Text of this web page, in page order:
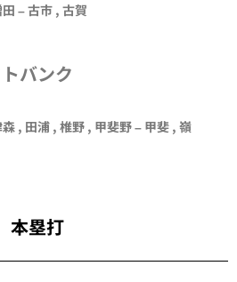
–古市 , 古賀
バンク
, 田浦 , 椎野 , 甲斐野– 甲斐 , 嶺
本塁打